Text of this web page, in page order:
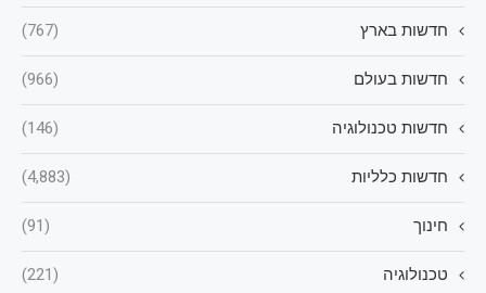
חדשות בארץ (767)
חדשות בעולם (966)
חדשות טכנולוגיה (146)
חדשות כלליות (4,883)
חינוך (91)
טכנולוגיה (221)